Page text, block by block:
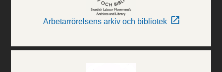
Arbetarrörelsens arkiv och bibliotek